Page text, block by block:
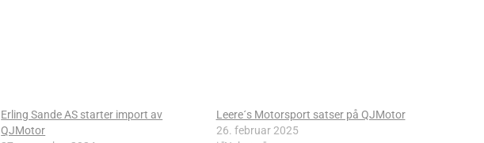
Erling Sande AS starter import av
QJMotor
Leere´s Motorsport satser på QJMotor
26. februar 2025